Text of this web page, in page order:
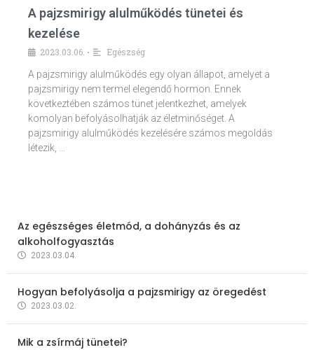
A pajzsmirigy alulműködés tünetei és
kezelése
2023.03.06. •
Egészség
A pajzsmirigy alulműködés egy olyan állapot, amelyet a
pajzsmirigy nem termel elegendő hormon. Ennek
következtében számos tünet jelentkezhet, amelyek
komolyan befolyásolhatják az életminőséget. A
pajzsmirigy alulműködés kezelésére számos megoldás
létezik, …
Az egészséges életmód, a dohányzás és az
alkoholfogyasztás
2023.03.04.
Hogyan befolyásolja a pajzsmirigy az öregedést
2023.03.02.
Mik a zsírmáj tünetei?